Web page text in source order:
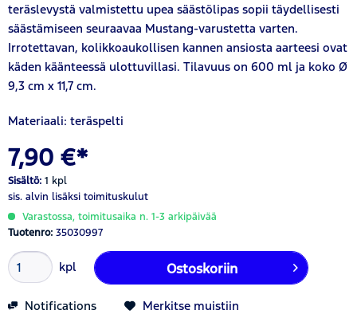
teräslevystä valmistettu upea säästölipas sopii täydellisesti
säästämiseen seuraavaa Mustang-varustetta varten.
Irrotettavan, kolikkoaukollisen kannen ansiosta aarteesi ovat
käden käänteessä ulottuvillasi. Tilavuus on 600 ml ja koko Ø
9,3 cm x 11,7 cm.
Materiaali: teräspelti
7,90 €*
Sisältö: 1 kpl
sis. alvin lisäksi toimituskulut
Varastossa, toimitusaika n. 1-3 arkipäivää
Tuotenro: 35030997
kpl Ostoskoriin
Notifications Merkitse muistiin